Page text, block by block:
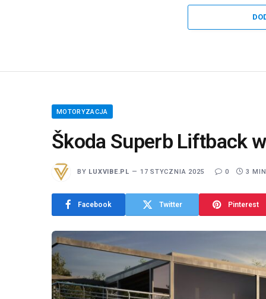
MOTORYZACJA
Škoda Superb Liftback
BY LUXVIBE.PL 17 STYCZNIA 2025 0 3
Facebook Twitter Pinterest